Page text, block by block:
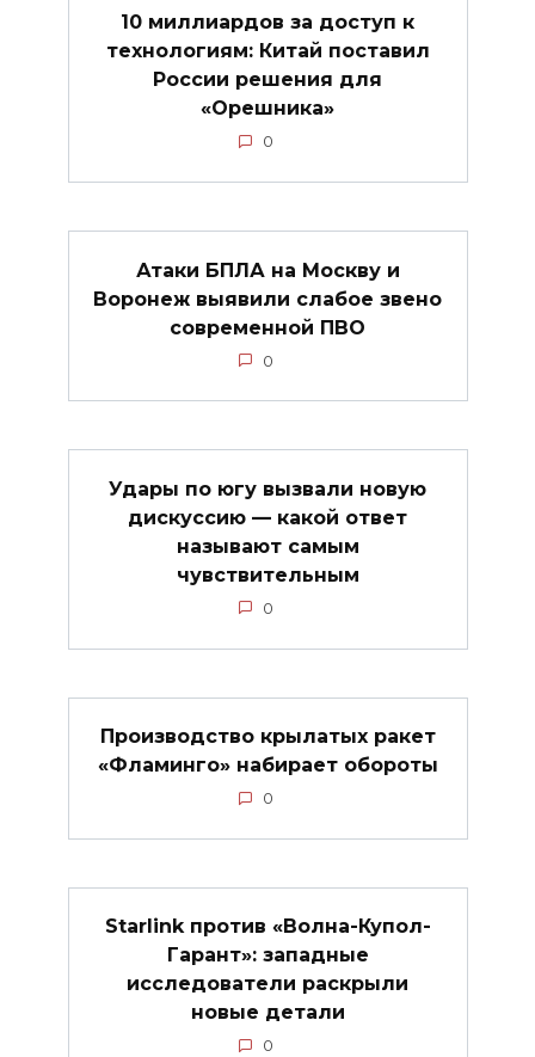
10 миллиардов за доступ к
технологиям: Китай поставил
России решения для
«Орешника»
0
Атаки БПЛА на Москву и
Воронеж выявили слабое звено
современной ПВО
0
Удары по югу вызвали новую
дискуссию — какой ответ
называют самым
чувствительным
0
Производство крылатых ракет
«Фламинго» набирает обороты
0
Starlink против «Волна-Купол-
Гарант»: западные
исследователи раскрыли
новые детали
0